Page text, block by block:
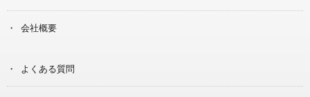
会社概要
よくある質問